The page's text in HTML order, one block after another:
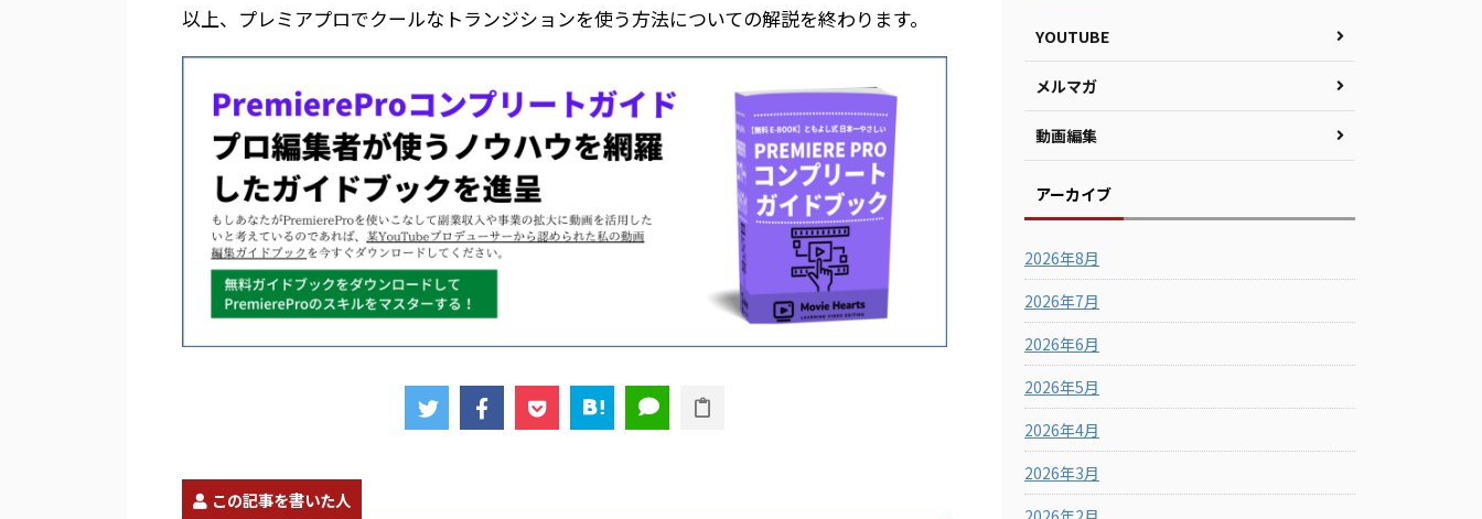
以上、プレミアプロでクールなトランジションを使う方法についての解説を終わります。
この記事を書いた人
YOUTUBE
メルマガ
動画編集
アーカイブ
2026年8月
2026年7月
2026年6月
2026年5月
2026年4月
2026年3月